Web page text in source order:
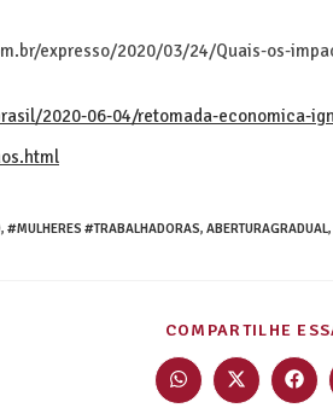
expresso/2020/03/24/Quais-os-
2020-06-04/retomada-economica-
, #MULHERES #TRABALHADORAS, ABERTURAGRADUAL,
COMPARTILHE